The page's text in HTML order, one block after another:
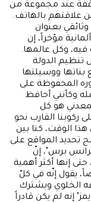
وقفة عند مجموعة من
علاقتهم بالهاتف.
بعنوان
مؤخراً، إن
وكل عالمها.
الدولة
ووسيلتها
المحفوظة على
وكأنني أحافظ
هو كل
ركوبنا القارب نحو
الوقت، كنا بين
تحديد المواقع على
برس"، إنّ
إنها أكثر أهمية
يقول إنّه في كلّ
الخلوي ويشترك
إنه لم يكن قادراً